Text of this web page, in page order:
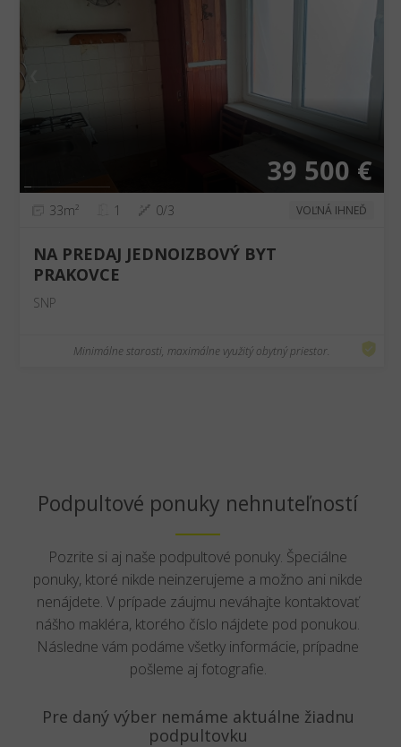
39 500 €
33m² 1 0/3 VOĽNÁ IHNEĎ
NA PREDAJ JEDNOIZBOVÝ BYT
PRAKOVCE
SNP
Minimálne starosti, maximálne využitý obytný priestor.
Podpultové ponuky nehnuteľností
Pozrite si aj naše podpultové ponuky. Špeciálne
ponuky, ktoré nikde neinzerujeme a možno ani nikde
nenájdete. V prípade záujmu neváhajte kontaktovať
nášho makléra, ktorého číslo nájdete pod ponukou.
Následne vám podáme všetky informácie, prípadne
pošleme aj fotografie.
Pre daný výber nemáme aktuálne žiadnu
podpultovku